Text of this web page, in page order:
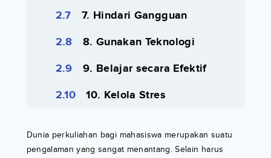
7. Hindari Gangguan
8. Gunakan Teknologi
9. Belajar secara Efektif
10. Kelola Stres
Dunia perkuliahan bagi mahasiswa merupakan suatu
pengalaman yang sangat menantang. Selain harus